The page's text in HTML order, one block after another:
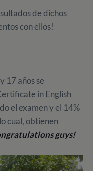
de dichos
con ellos!
17 años se
in English
el examen y el 14%
cual, obtienen
guys!